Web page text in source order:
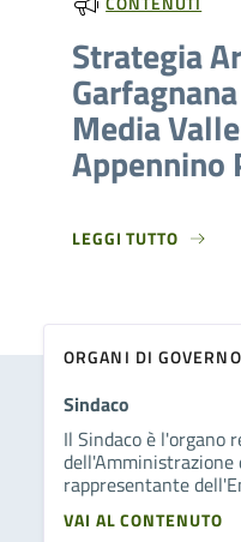
Strategia
Media
Appennino
LEGGI TUTTO
ORGANI DI GOVERNO
Sindaco
Il Sindaco è l'organo
dell'Amministrazione
rappresentante
VAI AL CONTENUTO